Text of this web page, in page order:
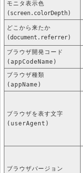
モニタ表示色
(screen.colorDepth)
どこから来たか
(document.referrer)
ブラウザ開発コード
(appCodeName)
ブラウザ種類
(appName)
ブラウザを表す文字
(userAgent)
ブラウザバージョン